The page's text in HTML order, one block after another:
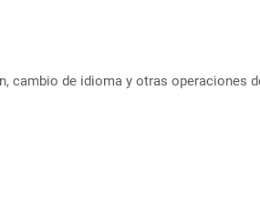
cambio de idioma y otras operaciones